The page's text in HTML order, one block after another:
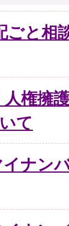
と相
権擁
て
ナン